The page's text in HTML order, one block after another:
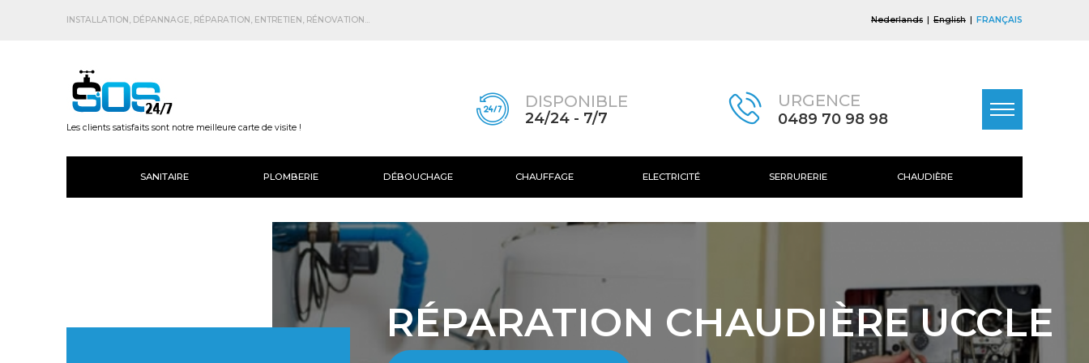
INSTALLATION, DÉPANNAGE, RÉPARATION, ENTRETIEN, RÉNOVATION... Nederlands English FRANÇAIS
Les clients satisfaits sont notre meilleure carte de visite !
DISPONIBLE
24/24 - 7/7
URGENCE
0489 70 98 98
SANITAIRE PLOMBERIE DÉBOUCHAGE CHAUFFAGE ELECTRICITÉ SERRURERIE CHAUDIÈRE
RÉPARATION CHAUDIÈRE UCCLE